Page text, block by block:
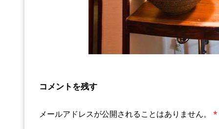
コメントを残す
メールアドレスが公開されることはありません。 *